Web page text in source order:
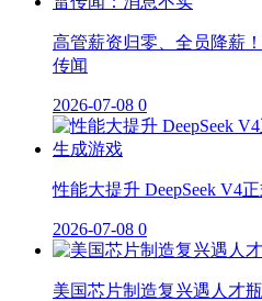
高管薪资归零、全员降薪
传闻
2026-07-08 0
性能大提升 DeepSeek V4
2026-07-08 0
美国芯片制造复兴遇人才